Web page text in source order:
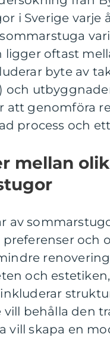
i Sverige varje
oftast
byte av
och
att genomföra
process och
mellan
av
preferenser och
och
vill behålla den
vill skapa en